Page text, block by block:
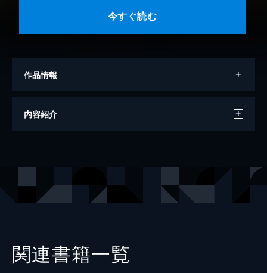
今すぐ読む
作品情報
著者
内容紹介
関連書籍一覧